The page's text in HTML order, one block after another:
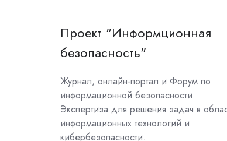
Проект "Информционная
безопасность"
Журнал, онлайн-портал и Форум по
информационной безопасности.
Экспертиза для решения задач в
информационных технологий и
кибербезопасности.